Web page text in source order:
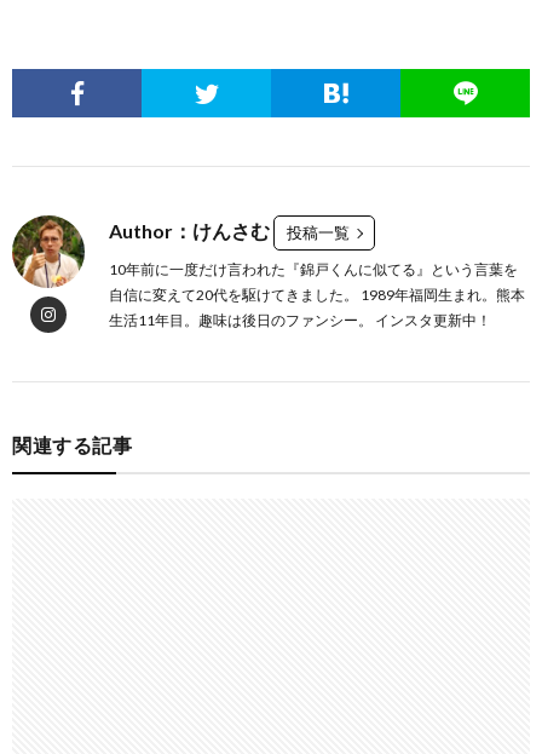
Author：けんさむ 投稿一覧
10年前に一度だけ言われた『錦戸くんに似てる』という言葉を
自信に変えて20代を駆けてきました。 1989年福岡生まれ。熊本
生活11年目。趣味は後日のファンシー。 インスタ更新中！
関連する記事